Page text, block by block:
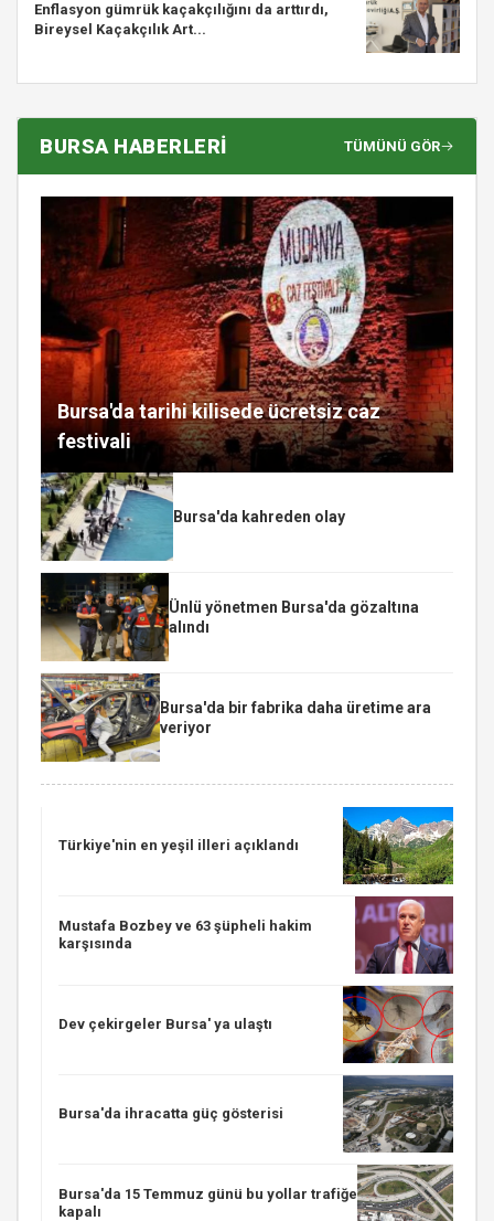
Enflasyon gümrük kaçakçılığını da arttırdı,
Bireysel Kaçakçılık Art...
BURSA HABERLERİ TÜMÜNÜ GÖR
Bursa'da tarihi kilisede ücretsiz caz
festivali
Bursa'da kahreden olay
Ünlü yönetmen Bursa'da gözaltına
alındı
Bursa'da bir fabrika daha üretime ara
veriyor
Türkiye'nin en yeşil illeri açıklandı
Mustafa Bozbey ve 63 şüpheli hakim
karşısında
Dev çekirgeler Bursa' ya ulaştı
Bursa'da ihracatta güç gösterisi
Bursa'da 15 Temmuz günü bu yollar trafiğe
kapalı